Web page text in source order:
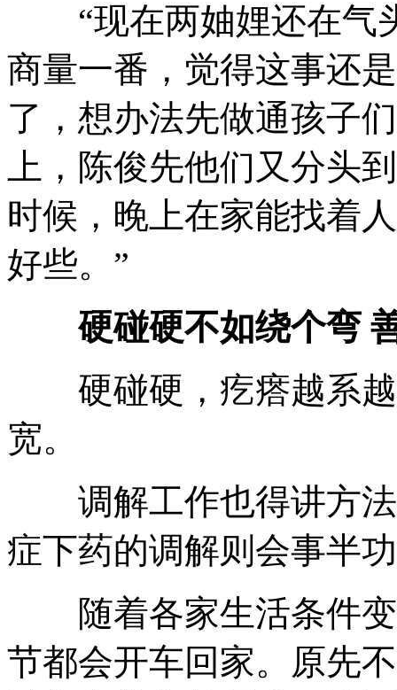
“现在两妯娌还在气
商量一番 ， 觉得这事还
了 ， 想办法先做通孩子
上 ， 陈俊先他们又分头
时候 ， 晚上在家能找着人
好些。 ”
硬碰硬不如绕个弯
硬碰硬 ， 疙瘩越系
宽。
调解工作也得讲方法
症下药的调解则会事半
随着各家生活条件
节都会开车回家。 原先